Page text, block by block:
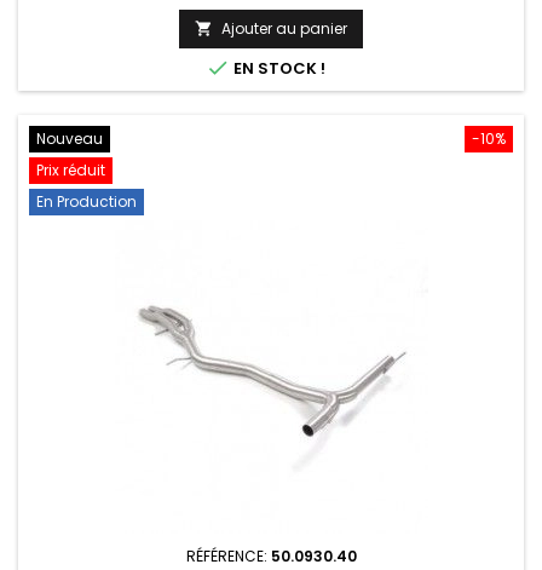
de
base
 Ajouter au panier
 EN STOCK !
-10%
Nouveau
Prix réduit
En Production
RÉFÉRENCE: 50.0930.40